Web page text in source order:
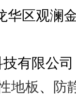
华区观澜
有限公
地板、 防